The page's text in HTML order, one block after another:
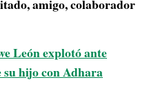
amigo, colaborador
León explotó ante
hijo con Adhara